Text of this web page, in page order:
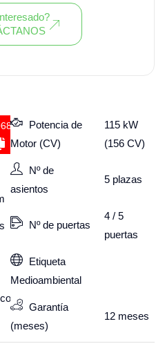
Potencia de
Motor (CV)
115 kW
(156 CV)
Nº de
asientos
5 plazas
Nº de puertas
4 / 5
puertas
Etiqueta
Medioambiental
Garantía
(meses)
12 meses